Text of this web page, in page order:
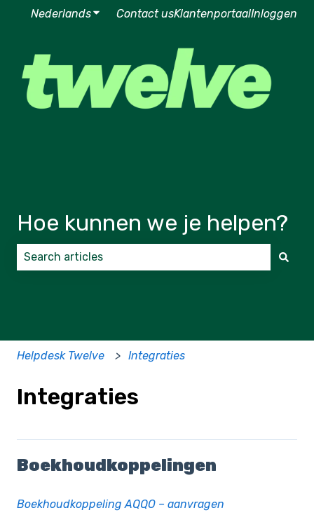
NederlandsSubmenu tonen voor vertalingen
Contact usKlantenportaalInloggen
Hoe kunnen we je helpen?
Helpdesk Twelve Integraties
Integraties
Boekhoudkoppelingen
Boekhoudkoppeling AQQO – aanvragen